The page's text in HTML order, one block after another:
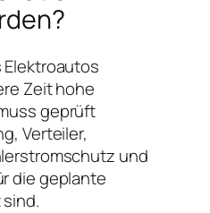
Elektroautos
Zeit hohe
geprüft
Verteiler,
und
die geplante